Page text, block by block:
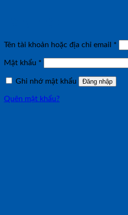
Tên tài khoản hoặc địa chỉ email *
Mật khẩu *
Ghi nhớ mật khẩu
Đăng nhập
Quên mật khẩu?